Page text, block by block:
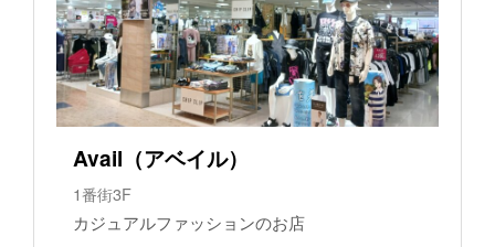
Avail（アベイル）
1番街3F
カジュアルファッションのお店